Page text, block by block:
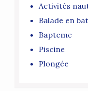
Activités
Balade en
Bapteme
Piscine
Plongée